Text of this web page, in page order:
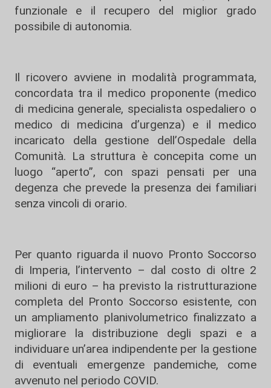
funzionale e il recupero del miglior grado
possibile di autonomia.
Il ricovero avviene in modalità programmata,
concordata tra il medico proponente (medico
di medicina generale, specialista ospedaliero o
medico di medicina d’urgenza) e il medico
incaricato della gestione dell’Ospedale della
Comunità. La struttura è concepita come un
luogo “aperto”, con spazi pensati per una
degenza che prevede la presenza dei familiari
senza vincoli di orario.
Per quanto riguarda il nuovo Pronto Soccorso
di Imperia, l’intervento – dal costo di oltre 2
milioni di euro – ha previsto la ristrutturazione
completa del Pronto Soccorso esistente, con
un ampliamento planivolumetrico finalizzato a
migliorare la distribuzione degli spazi e a
individuare un’area indipendente per la gestione
di eventuali emergenze pandemiche, come
avvenuto nel periodo COVID.